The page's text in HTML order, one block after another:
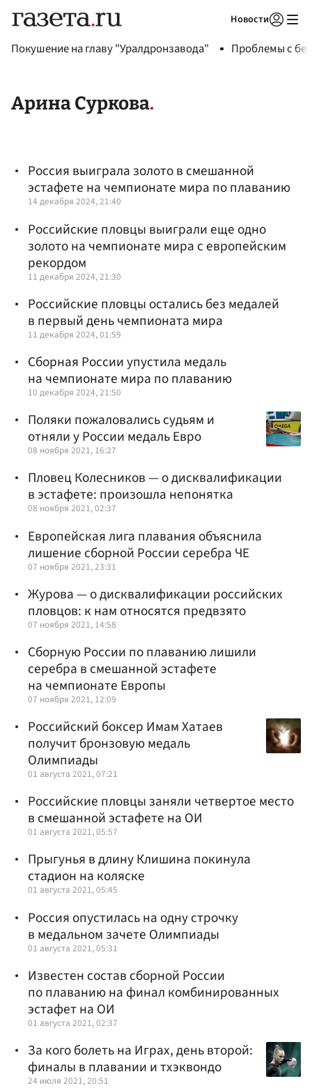
Новости
Покушение на главу "Уралдронзавода" Проблемы с
Арина Суркова
Россия выиграла золото в смешанной
эстафете на чемпионате мира по плаванию
14 декабря 2024, 21:40
Российские пловцы выиграли еще одно
золото на чемпионате мира с европейским
рекордом
11 декабря 2024, 21:30
Российские пловцы остались без медалей
в первый день чемпионата мира
11 декабря 2024, 01:59
Сборная России упустила медаль
на чемпионате мира по плаванию
10 декабря 2024, 21:50
Поляки пожаловались судьям и
отняли у России медаль Евро
08 ноября 2021, 16:27
Пловец Колесников — о дисквалификации
в эстафете: произошла непонятка
08 ноября 2021, 02:37
Европейская лига плавания объяснила
лишение сборной России серебра ЧЕ
07 ноября 2021, 23:31
Журова — о дисквалификации российских
пловцов: к нам относятся предвзято
07 ноября 2021, 14:58
Сборную России по плаванию лишили
серебра в смешанной эстафете
на чемпионате Европы
07 ноября 2021, 12:09
Российский боксер Имам Хатаев
получит бронзовую медаль
Олимпиады
01 августа 2021, 07:21
Российские пловцы заняли четвертое место
в смешанной эстафете на ОИ
01 августа 2021, 05:57
Прыгунья в длину Клишина покинула
стадион на коляске
01 августа 2021, 05:45
Россия опустилась на одну строчку
в медальном зачете Олимпиады
01 августа 2021, 05:31
Известен состав сборной России
по плаванию на финал комбинированных
эстафет на ОИ
01 августа 2021, 02:37
За кого болеть на Играх, день второй:
финалы в плавании и тхэквондо
24 июля 2021, 20:51